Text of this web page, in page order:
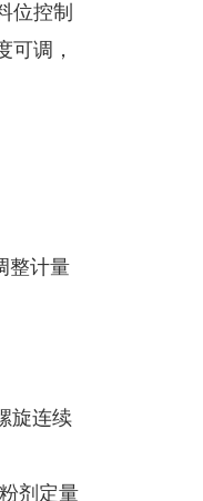
位控制
可调，
整计量
旋连续
剂定量